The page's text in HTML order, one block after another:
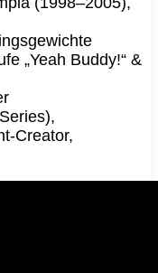
„Yeah Buddy!“ &